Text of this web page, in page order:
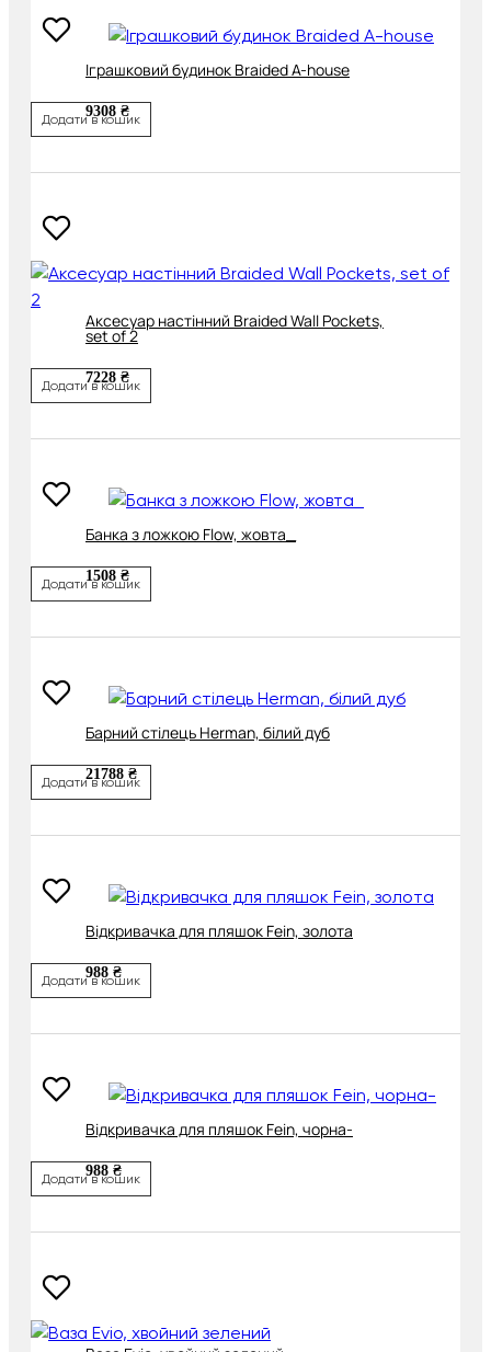
Іграшковий будинок Braided A-house
9308 ₴
Додати в кошик
Аксесуар настінний Braided Wall Pockets,
set of 2
7228 ₴
Додати в кошик
Банка з ложкою Flow, жовта_
1508 ₴
Додати в кошик
Барний стілець Herman, білий дуб
21788 ₴
Додати в кошик
Відкривачка для пляшок Fein, золота
988 ₴
Додати в кошик
Відкривачка для пляшок Fein, чорна-
988 ₴
Додати в кошик